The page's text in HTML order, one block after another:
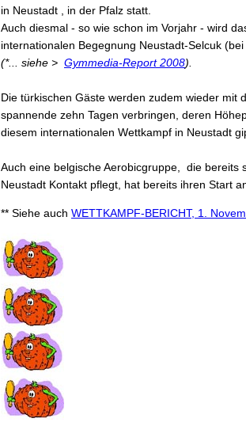
in Neustadt , in der Pfalz statt.
Auch diesmal - so wie schon im Vorjahr - wird
internationalen Begegnung Neustadt-Selcuk (bei
(*... siehe > Gymmedia-Report 2008).
Die türkischen Gäste werden zudem wieder mit
spannende zehn Tagen verbringen, deren
diesem internationalen Wettkampf in Neustadt
Auch eine belgische Aerobicgruppe, die bereits
Neustadt Kontakt pflegt, hat bereits ihren Start
** Siehe auch WETTKAMPF-BERICHT, 1.